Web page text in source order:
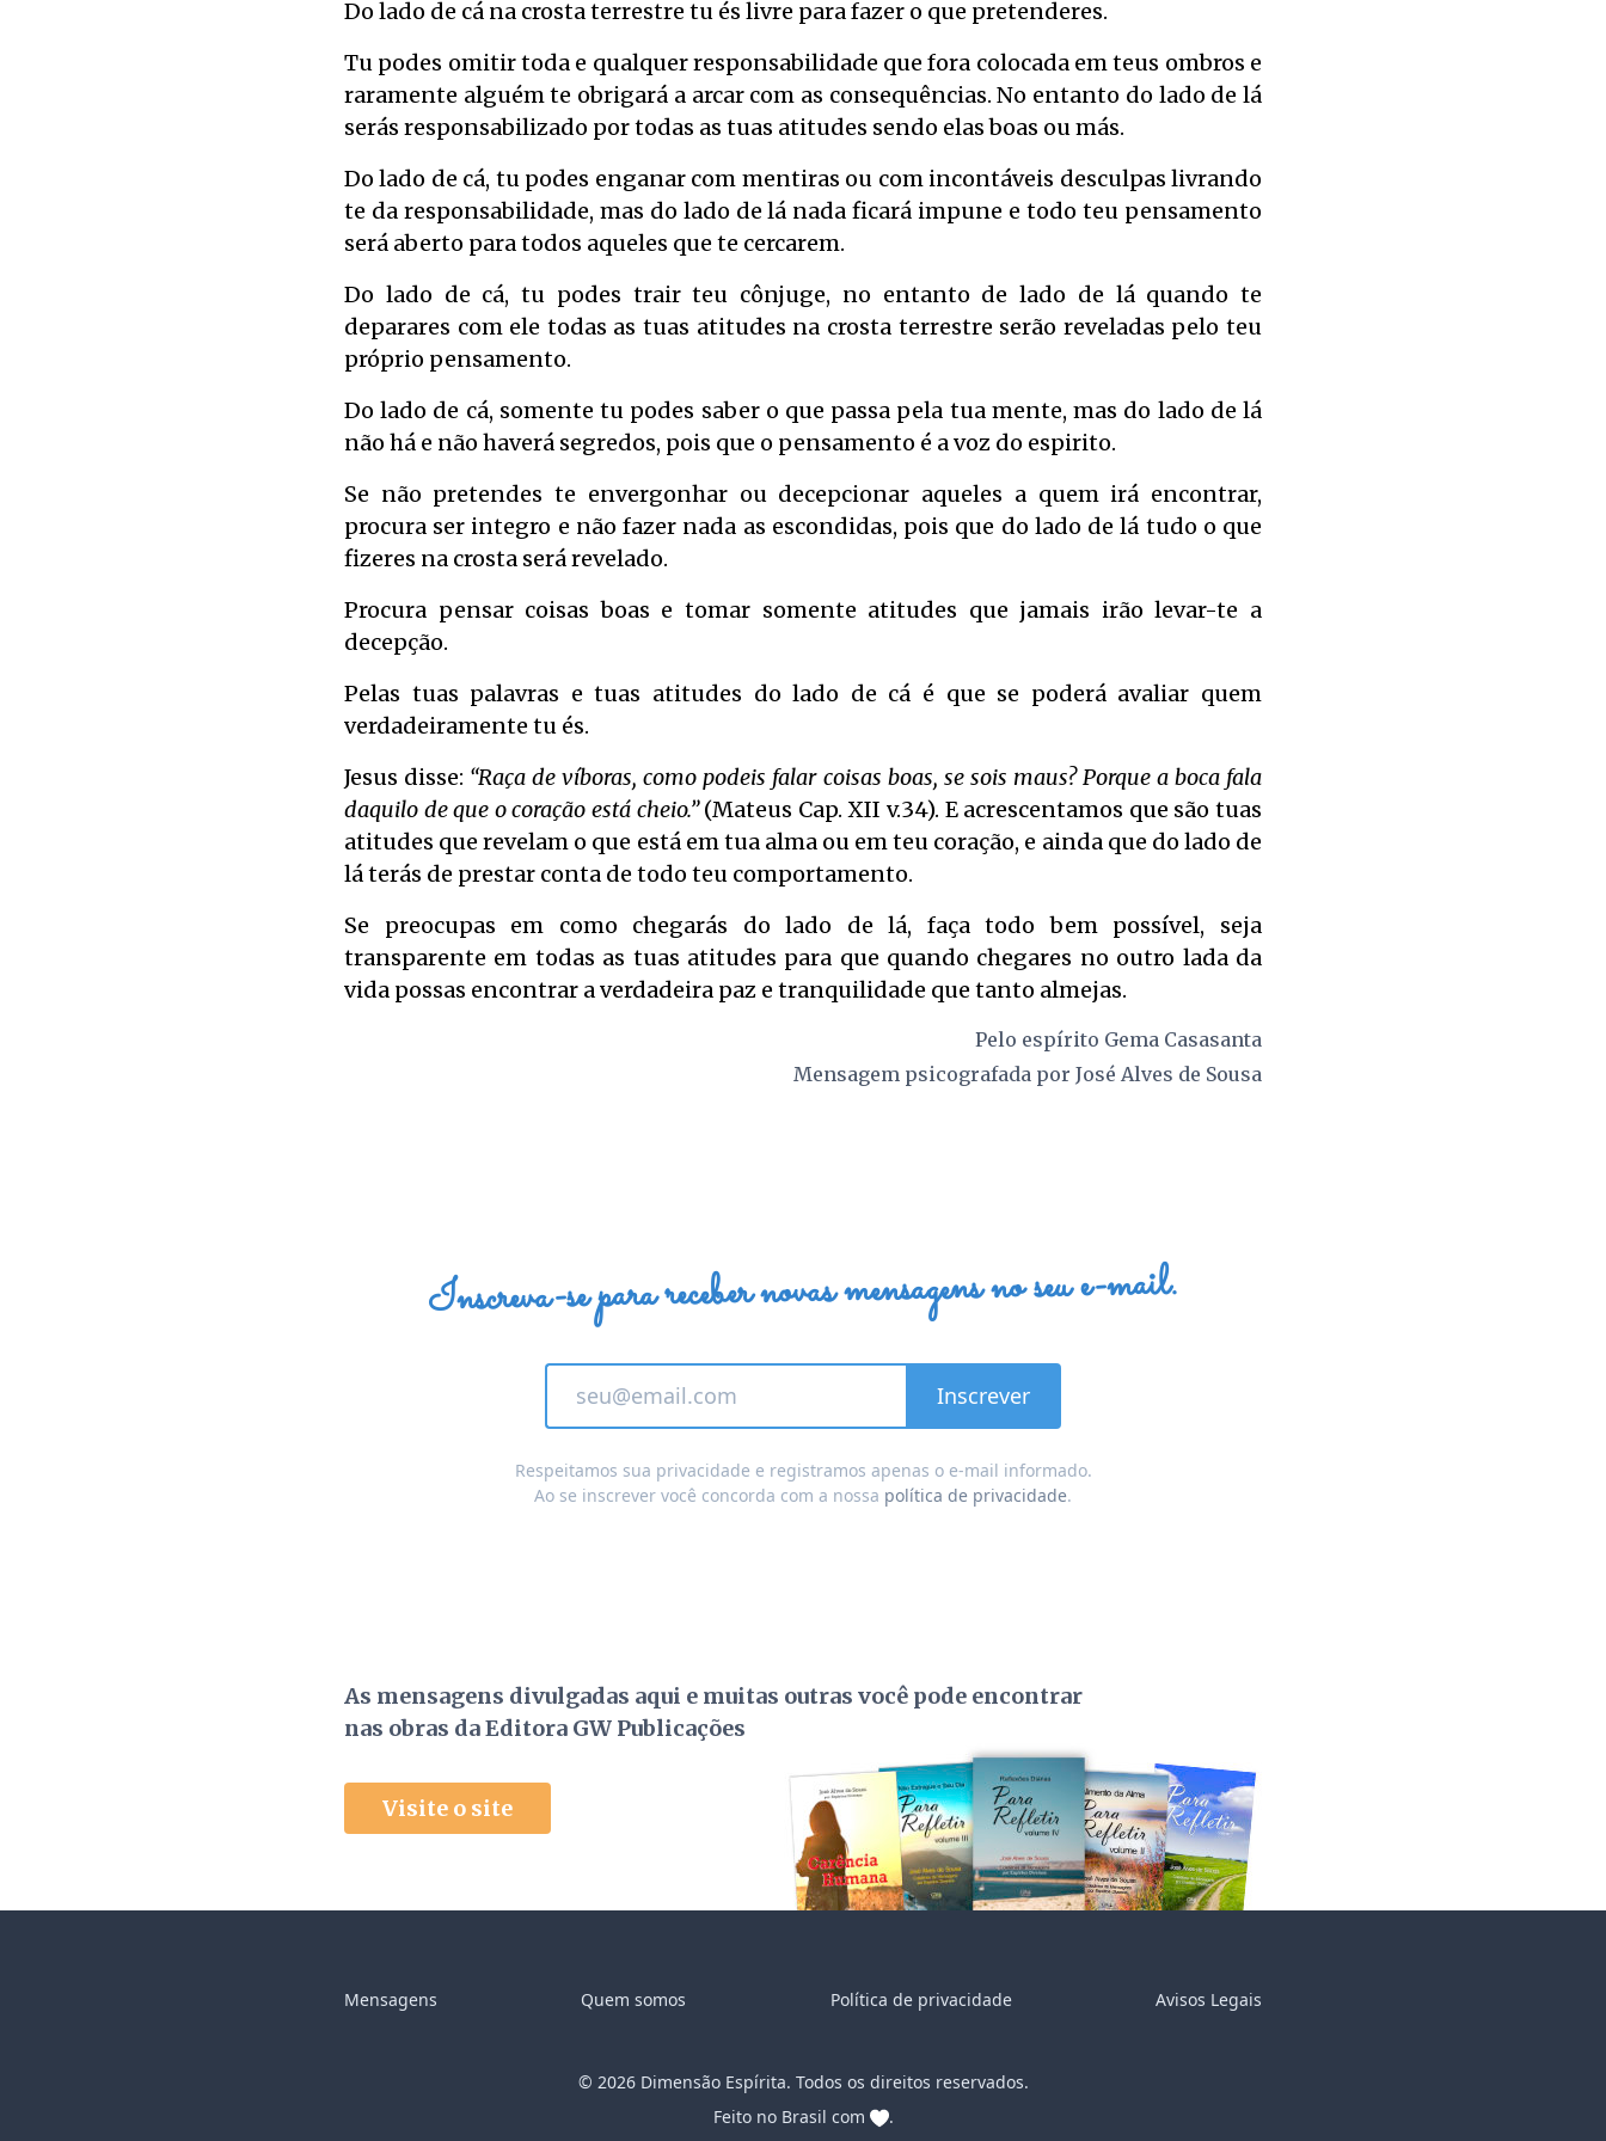
Do lado de cá na crosta terrestre tu és livre para fazer o que pretenderes.
Tu podes omitir toda e qualquer responsabilidade que fora colocada em teus ombros e
raramente alguém te obrigará a arcar com as consequências. No entanto do lado de lá
serás responsabilizado por todas as tuas atitudes sendo elas boas ou más.
Do lado de cá, tu podes enganar com mentiras ou com incontáveis desculpas livrando
te da responsabilidade, mas do lado de lá nada ficará impune e todo teu pensamento
será aberto para todos aqueles que te cercarem.
Do lado de cá, tu podes trair teu cônjuge, no entanto de lado de lá quando te
deparares com ele todas as tuas atitudes na crosta terrestre serão reveladas pelo teu
próprio pensamento.
Do lado de cá, somente tu podes saber o que passa pela tua mente, mas do lado de lá
não há e não haverá segredos, pois que o pensamento é a voz do espirito.
Se não pretendes te envergonhar ou decepcionar aqueles a quem irá encontrar,
procura ser integro e não fazer nada as escondidas, pois que do lado de lá tudo o que
fizeres na crosta será revelado.
Procura pensar coisas boas e tomar somente atitudes que jamais irão levar-te a
decepção.
Pelas tuas palavras e tuas atitudes do lado de cá é que se poderá avaliar quem
verdadeiramente tu és.
Jesus disse: “Raça de víboras, como podeis falar coisas boas, se sois maus? Porque a boca fala
daquilo de que o coração está cheio.”(Mateus Cap. XII v.34). E acrescentamos que são tuas
atitudes que revelam o que está em tua alma ou em teu coração, e ainda que do lado de
lá terás de prestar conta de todo teu comportamento.
Se preocupas em como chegarás do lado de lá, faça todo bem possível, seja
transparente em todas as tuas atitudes para que quando chegares no outro lada da
vida possas encontrar a verdadeira paz e tranquilidade que tanto almejas.
Pelo espírito Gema Casasanta
Mensagem psicografada por José Alves de Sousa
Inscreva-se para receber novas mensagens no seu e-mail.
Respeitamos sua privacidade e registramos apenas o e-mail informado.
Ao se inscrever você concorda com a nossa política de privacidade.
As mensagens divulgadas aqui e muitas outras você pode encontrar
nas obras da Editora GW Publicações
Visite o site
Mensagens Quem somos Política de privacidade Avisos Legais
© 2026Dimensão Espírita. Todos os direitos reservados.
Feito no Brasil com
.